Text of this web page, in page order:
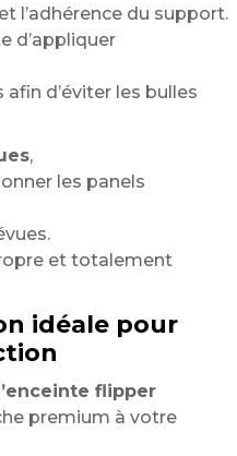
l’adhérence du support.
d’appliquer
d’éviter les bulles
,
les panels
et totalement
idéale pour
flipper
premium à votre